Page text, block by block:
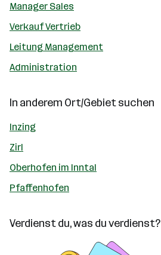
Manager Sales
Verkauf Vertrieb
Leitung Management
Administration
In anderem Ort/Gebiet suchen
Inzing
Zirl
Oberhofen im Inntal
Pfaffenhofen
Verdienst du, was du verdienst?